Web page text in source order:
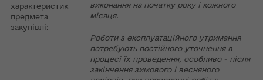
характеристик
предмета
закупівлі:
виконання на початку року і кожного
місяця.
Роботи з експлуатаційного утримання
потребують постійного уточнення в
процесі їх проведення, особливо - після
закінчення зимового і весняного